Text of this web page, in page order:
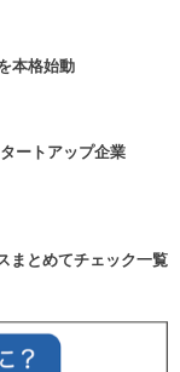
本格始動
ートアップ企業
まとめてチェック一覧